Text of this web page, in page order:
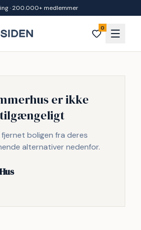
· 200.000+ medlemmer
0
er ikke
boligen fra deres
alternativer nedenfor.